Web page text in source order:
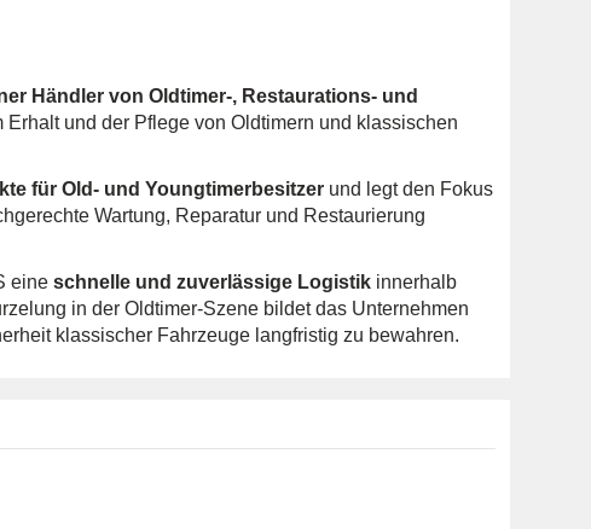
Händler von Oldtimer-, Restaurations- und
und der Pflege von Oldtimern und klassischen
für Old- und Youngtimerbesitzer und legt den Fokus
Wartung, Reparatur und Restaurierung
eine schnelle und zuverlässige Logistik innerhalb
in der Oldtimer-Szene bildet das Unternehmen
klassischer Fahrzeuge langfristig zu bewahren.